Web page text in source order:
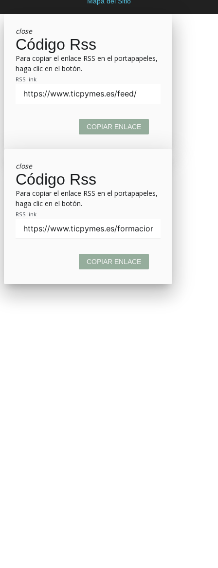
close
Código Rss
Para copiar el enlace RSS en el portapapeles,
haga clic en el botón.
RSS link
COPIAR ENLACE
close
Código Rss
Para copiar el enlace RSS en el portapapeles,
haga clic en el botón.
RSS link
COPIAR ENLACE